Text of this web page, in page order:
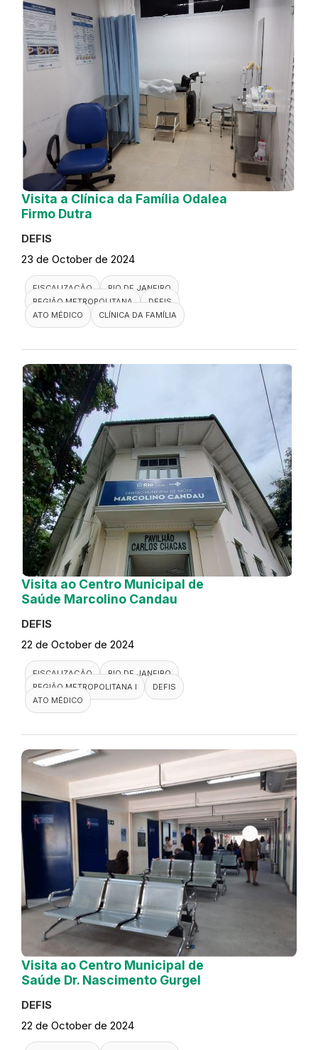
Visita a Clínica da Família Odalea
Firmo Dutra
DEFIS
23 de October de 2024
FISCALIZAÇÃO
RIO DE JANEIRO
REGIÃO METROPOLITANA
DEFIS
ATO MÉDICO
CLÍNICA DA FAMÍLIA
Visita ao Centro Municipal de
Saúde Marcolino Candau
DEFIS
22 de October de 2024
FISCALIZAÇÃO
RIO DE JANEIRO
REGIÃO METROPOLITANA I
DEFIS
ATO MÉDICO
Visita ao Centro Municipal de
Saúde Dr. Nascimento Gurgel
DEFIS
22 de October de 2024